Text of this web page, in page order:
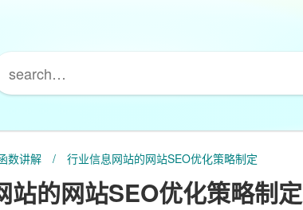
数讲解 / 行业信息网站的网站SEO优化策略制定
站的网站SEO优化策略制定